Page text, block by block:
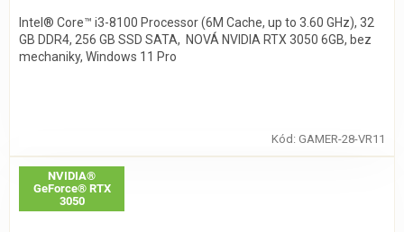
Intel® Core™ i3-8100 Processor (6M Cache, up to 3.60 GHz), 32
GB DDR4, 256 GB SSD SATA, NOVÁ NVIDIA RTX 3050 6GB, bez
mechaniky, Windows 11 Pro
Kód: GAMER-28-VR11
NVIDIA®
GeForce® RTX
3050